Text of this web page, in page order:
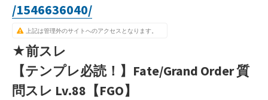
/1546636040/
上記は管理外のサイトへのアクセスとなります。
★前スレ
【テンプレ必読！】Fate/Grand Order 質
問スレ Lv.88【FGO】